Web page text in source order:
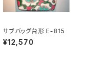
サブバッグ台形 E-815
¥12,570